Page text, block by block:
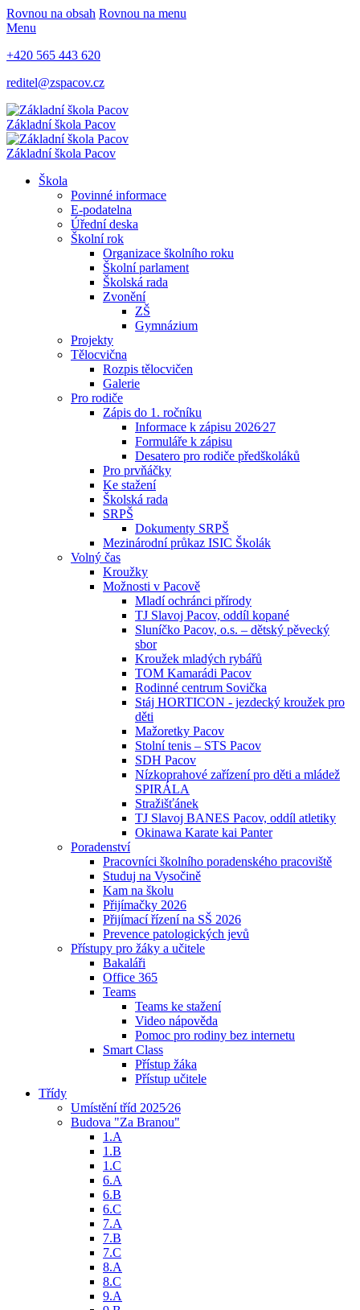
Rovnou na obsah Rovnou na menu
Menu
+420 565 443 620
reditel@zspacov.cz
Základní škola Pacov
Základní škola Pacov
Škola
Povinné informace
E-podatelna
Úřední deska
Školní rok
Organizace školního roku
Školní parlament
Školská rada
Zvonění
ZŠ
Gymnázium
Projekty
Tělocvična
Rozpis tělocvičen
Galerie
Pro rodiče
Zápis do 1. ročníku
Informace k zápisu 2026⁄27
Formuláře k zápisu
Desatero pro rodiče předškoláků
Pro prvňáčky
Ke stažení
Školská rada
SRPŠ
Dokumenty SRPŠ
Mezinárodní průkaz ISIC Školák
Volný čas
Kroužky
Možnosti v Pacově
Mladí ochránci přírody
TJ Slavoj Pacov, oddíl kopané
Sluníčko Pacov, o.s. – dětský pěvecký
sbor
Kroužek mladých rybářů
TOM Kamarádi Pacov
Rodinné centrum Sovička
Stáj HORTICON - jezdecký kroužek pro
děti
Mažoretky Pacov
Stolní tenis – STS Pacov
SDH Pacov
Nízkoprahové zařízení pro děti a mládež
SPIRÁLA
Stražišťánek
TJ Slavoj BANES Pacov, oddíl atletiky
Okinawa Karate kai Panter
Poradenství
Pracovníci školního poradenského pracoviště
Studuj na Vysočině
Kam na školu
Přijímačky 2026
Přijímací řízení na SŠ 2026
Prevence patologických jevů
Přístupy pro žáky a učitele
Bakaláři
Office 365
Teams
Teams ke stažení
Video nápověda
Pomoc pro rodiny bez internetu
Smart Class
Přístup žáka
Přístup učitele
Třídy
Umístění tříd 2025⁄26
Budova "Za Branou"
1.A
1.B
1.C
6.A
6.B
6.C
7.A
7.B
7.C
8.A
8.C
9.A